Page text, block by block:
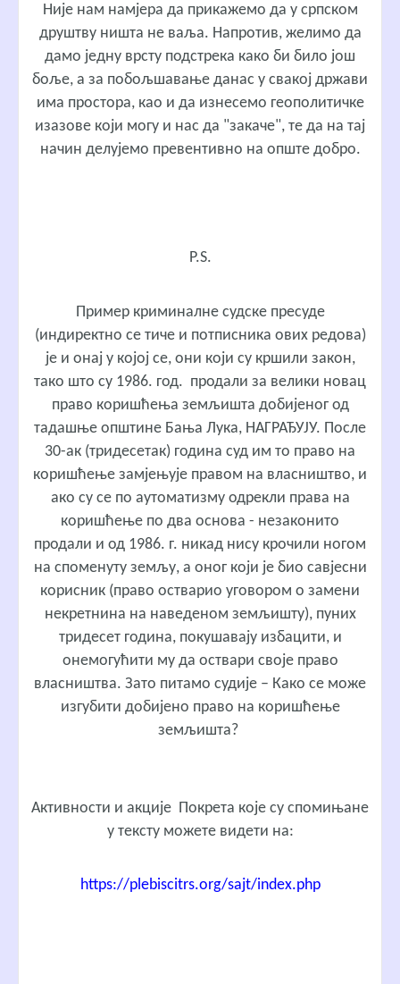
Није нам намјера да прикажемо да у српском
друштву ништа не ваља. Напротив, желимо да
дамо једну врсту подстрека како би било још
боље, а за побољшавање данас у свакој држави
има простора, као и да изнесемо геополитичке
изазове који могу и нас да "закаче", те да на тај
начин делујемо превентивно на опште добро.
P.S.
Пример криминалне судске пресуде
(индиректно се тиче и потписника ових редова)
је и онај у којој се, они који су кршили закон,
тако што су 1986. год. продали за велики новац
право коришћења земљишта добијеног од
тадашње општине Бања Лука, НАГРАЂУЈУ. После
30-ак (тридесетак) година суд им то право на
коришћење замјењује правом на власништво, и
ако су се по аутоматизму одрекли права на
коришћење по два основа - незаконито
продали и од 1986. г. никад нису крочили ногом
на споменуту земљу, а оног који је био савјесни
корисник (право остварио уговором о замени
некретнина на наведеном земљишту), пуних
тридесет година, покушавају избацити, и
онемогућити му да оствари своје право
власништва. Зато питамо судије – Како се може
изгубити добијено право на коришћење
земљишта?
Активности и акције Покрета које су спомињане
у тексту можете видети на:
https://plebiscitrs.org/sajt/index.php